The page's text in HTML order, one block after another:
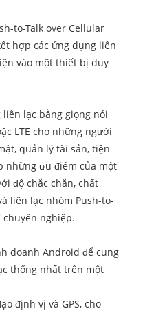
to-Talk over Cellular
hợp các ứng dụng liên
vào một thiết bị duy
lạc bằng giọng nói
LTE cho những người
quản lý tài sản, tiện
những ưu điểm của một
độ chắc chắn, chất
liên lạc nhóm Push-to-
chuyên nghiệp.
doanh Android để cung
thống nhất trên một
định vị và GPS, cho